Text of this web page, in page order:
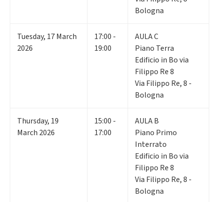
Bologna
Tuesday, 17March
2026
17:00 -
19:00
AULA C
Piano Terra
Edificio in Bo via
Filippo Re 8
Via Filippo Re, 8 -
Bologna
Thursday, 19
March 2026
15:00 -
17:00
AULA B
Piano Primo
Interrato
Edificio in Bo via
Filippo Re 8
Via Filippo Re, 8 -
Bologna